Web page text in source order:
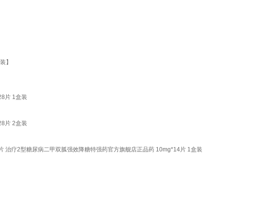
】
片 1盒装
片 2盒装
治疗2型糖尿病二甲双胍强效降糖特强药官方旗舰店正品药 10mg*14片 1盒装